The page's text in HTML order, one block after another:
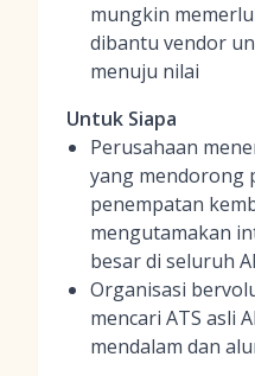
mungkin
dibantu vendor
menuju nilai
Untuk Siapa
Perusahaan
yang mendorong
penempatan
mengutamakan
besar di seluruh
Organisasi
mencari ATS asli
mendalam dan